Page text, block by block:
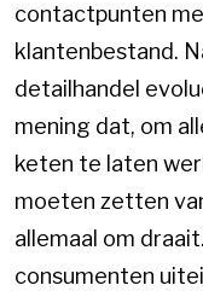
contactpunten
klantenbestand.
detailhandel
mening dat, om
keten te laten
moeten zetten
allemaal om
consumenten